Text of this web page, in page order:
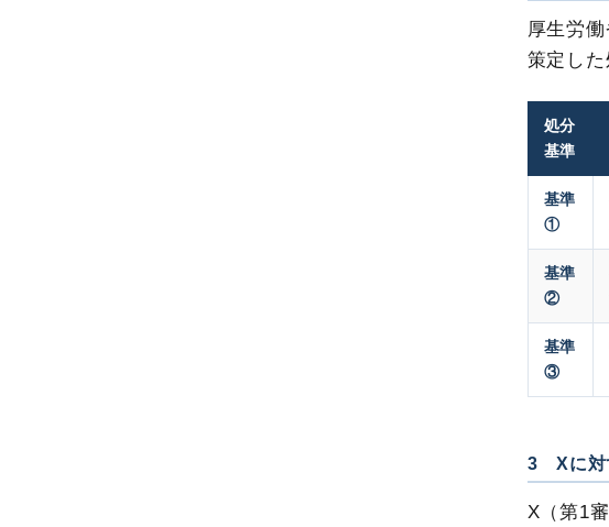
厚生労
策定した
処分
基準
基準
①
基準
②
基準
③
3 Xに対
X（第1